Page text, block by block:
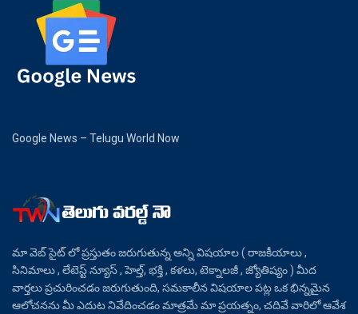
Google News – Telugu World Now
మా వెబ్ సైట్ లో ప్రస్తుతం జరుగుతున్న అన్ని విషయాల ( రాజకీయాలు ,
సినిమాలు , లేటెస్ట్ న్యూస్ , హెల్త్, భక్తి , కళలు, టెక్నాలజీ , జ్యోతిష్యం ) మీద
వార్తలు ప్రచురించడం జరుగుతుంది, సమకాలీన విషయాల పట్ల ఒక భిన్నమైన
ఆలోచనను మీ ఎదుట నివేదించడం మాత్రమే మా ప్రయత్నం, చదివే వారిలో ఆవేశ